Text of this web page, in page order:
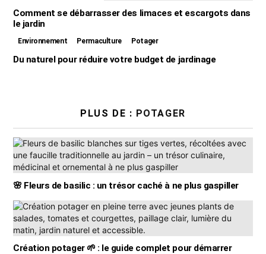
Comment se débarrasser des limaces et escargots dans
le jardin
Environnement Permaculture Potager
Du naturel pour réduire votre budget de jardinage
PLUS DE : POTAGER
🌸 Fleurs de basilic : un trésor caché à ne plus gaspiller
Création potager 🌱 : le guide complet pour démarrer